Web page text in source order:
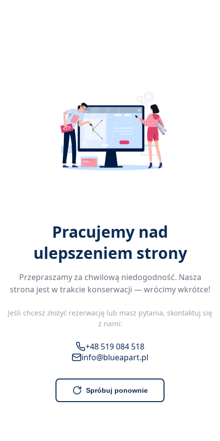
Pracujemy nad
ulepszeniem strony
Przepraszamy za chwilową niedogodność. Nasza
strona jest w trakcie konserwacji — wrócimy wkrótce!
Jeśli chcesz złożyć rezerwację lub masz pytania, skontaktuj się
z nami:
+48 519 084 518
info@blueapart.pl
Spróbuj ponownie